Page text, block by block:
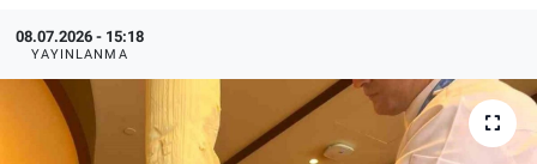
08.07.2026 - 15:18
YAYINLANMA